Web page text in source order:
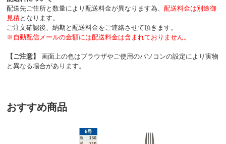
配送先ご住所と数量により配送料金が異なります為、 配送料金は別途御
見積となります。
ご注文確認後、納期と配送料金をご連絡させて頂きます。
※自動配信メールの金額には配送料金は含まれておりません。
【ご注意】
画面上の色はブラウザやご使用のパソコンの設定により実物
と異なる場合があります。
おすすめ商品